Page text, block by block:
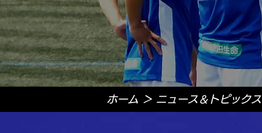
ホーム ＞ ニュース＆トピックス